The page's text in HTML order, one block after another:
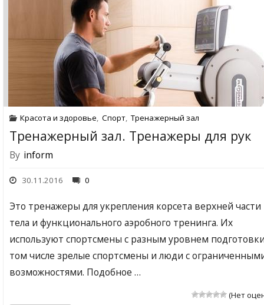
Красота и здоровье, Спорт, Тренажерный зал
Тренажерный зал. Тренажеры для рук
By inform
30.11.2016 0
Это тренажеры для укрепления корсета верхней части
тела и функционального аэробного тренинга. Их
используют спортсмены с разным уровнем
том числе зрелые спортсмены и люди с
возможностями. Подобное …
(Нет